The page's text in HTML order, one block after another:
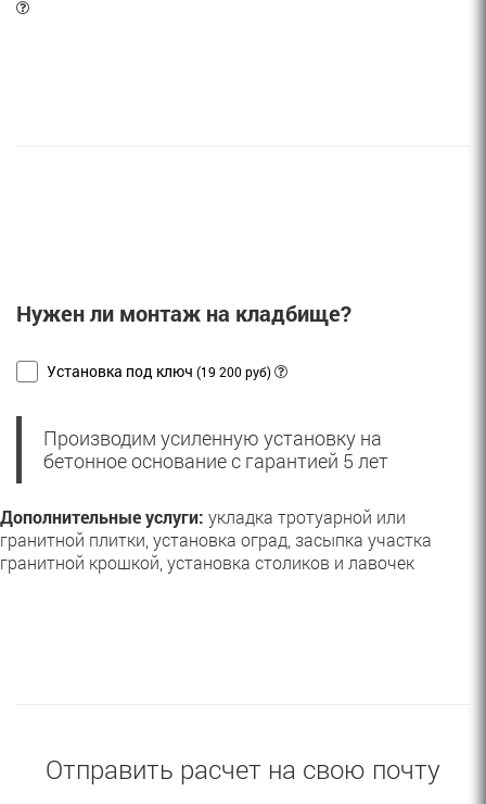
Нужен ли монтаж на кладбище?
Установка под ключ (19 200 руб)
Производим усиленную установку на
бетонное основание с гарантией 5 лет
Дополнительные услуги: укладка тротуарной или
гранитной плитки, установка оград, засыпка участка
гранитной крошкой, установка столиков и лавочек
Отправить расчет на свою почту